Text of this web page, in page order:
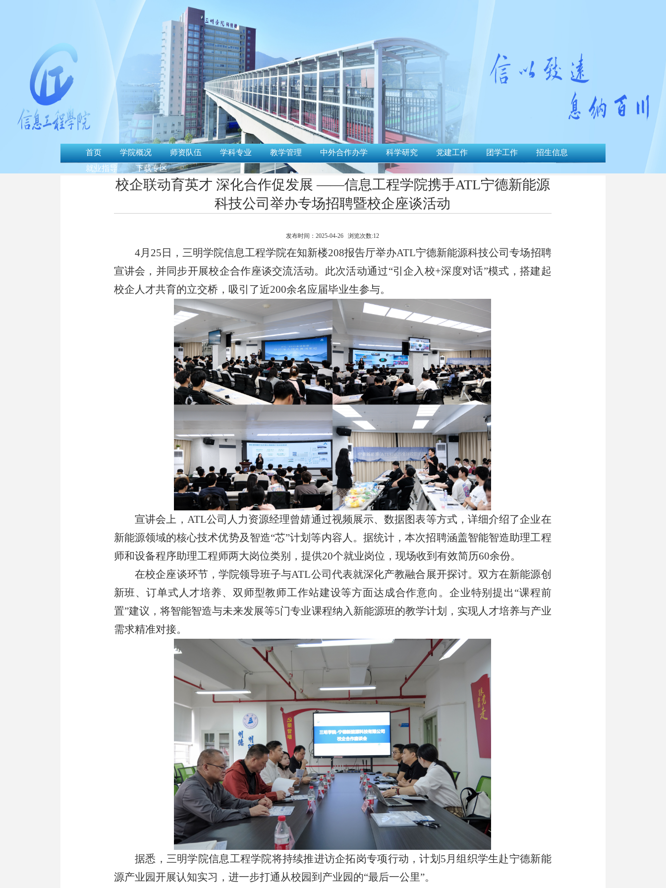
首页 学院概况 师资队伍 学科专业 教学管理 中外合作办学 科学研究 党建工作 团学工作
招生信息
就业指导
下载专区
校企联动育英才 深化合作促发展 ——信息工程学院携手ATL宁德新能源
科技公司举办专场招聘暨校企座谈活动
发布时间：2025-04-26 浏览次数:12
4月25 日，三明学院信息工程学院在知新楼208报告厅举办ATL宁德新能源科技公司专场招聘
宣讲会，并同步开展校企合作座谈交流活动。此次活动通过“引企入校+深度对话”模式，搭建起
校企人才共育的立交桥，吸引了近200余名应届毕业生参与。
宣讲会上， ATL公司人力资源经理曾婧通过视频展示、数据图表等方式，详细介绍了企业在
新能源领域的核心技术优势及 智造“芯”计划等内容 人。据统计，本次招聘涵盖智能智造助理工程
师和设备程序助理工程师两大岗位类别， 提供20个就业岗位，现场收到有效简历60余份。
在校企座谈环节，学院领导班子与ATL公司代表就深化产教融合展开探讨。双方在新能源创
新班、订单式人才培养、双师型教师工作站建设等方面达成合作意向。企业特别提出 “课程前
置”建议，将智能智造与未来发展等5门专业课程纳入 新能源班的教学计划，实现人才培养与产业
需求精准对接。
据悉，三明学院信息工程学院将持续推进访企拓岗专项行动，计划 5月组织学生赴宁德新能
源产业园开展认知实习，进一步打通从校园到产业园的“最后一公里”。